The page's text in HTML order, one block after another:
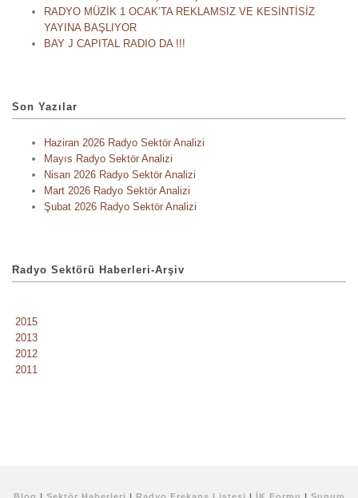
RADYO MÜZİK 1 OCAK’TA REKLAMSIZ VE KESİNTİSİZ
YAYINA BAŞLIYOR
BAY J CAPITAL RADIO DA !!!
Son Yazılar
Haziran 2026 Radyo Sektör Analizi
Mayıs Radyo Sektör Analizi
Nisan 2026 Radyo Sektör Analizi
Mart 2026 Radyo Sektör Analizi
Şubat 2026 Radyo Sektör Analizi
Radyo Sektörü Haberleri-Arşiv
2015
2013
2012
2011